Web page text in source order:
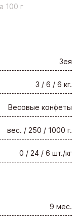
100 г
Зея
3 / 6 / 6 кг.
Весовые конфеты
вес. / 250 / 1000 г.
0 / 24 / 6 шт./кг
9 мес.